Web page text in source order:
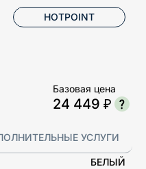
HOTPOINT
Базовая цена
24 449 ₽
УСЛУГИ
БЕЛЫЙ